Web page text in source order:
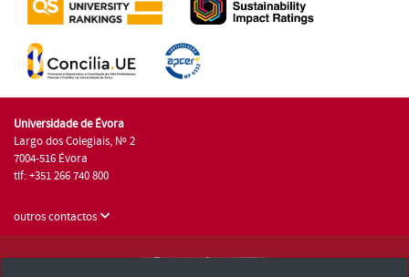
Universidade de Évora
Largo dos Colegiais, Nº 2
7004-516 Évora
tlf: +351 266 740 800
outros contactos